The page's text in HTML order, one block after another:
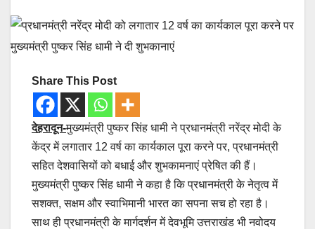
Share This Post
देहरादून-मुख्यमंत्री पुष्कर सिंह धामी ने प्रधानमंत्री नरेंद्र मोदी के
केंद्र में लगातार 12 वर्ष का कार्यकाल पूरा करने पर, प्रधानमंत्री
सहित देशवासियों को बधाई और शुभकामनाएं प्रेषित की हैं।
मुख्यमंत्री पुष्कर सिंह धामी ने कहा है कि प्रधानमंत्री के नेतृत्व में
सशक्त, सक्षम और स्वाभिमानी भारत का सपना सच हो रहा है।
साथ ही प्रधानमंत्री के मार्गदर्शन में देवभूमि उत्तराखंड भी नवोदय